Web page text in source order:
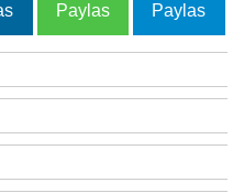
Paylas Paylas